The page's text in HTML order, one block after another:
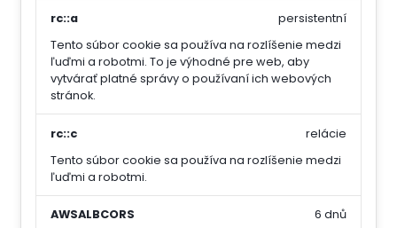
rc::a
Tento súbor cookie sa používa na rozlíšenie medzi
ľuďmi a robotmi. To je výhodné pre web, aby
vytvárať platné správy o používaní ich webových
stránok.
persistentní
rc::c
Tento súbor cookie sa používa na rozlíšenie medzi
ľuďmi a robotmi.
relácie
AWSALBCORS
6 dnů